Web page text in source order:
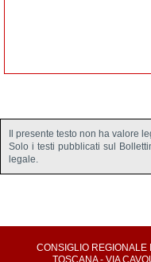
Il presente testo non ha valore
Solo i testi pubblicati sul
legale.
CONSIGLIO REGIONALE
TOSCANA - VIA